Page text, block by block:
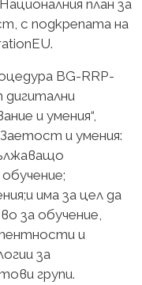
план за
с подкрепата на
BG-RRP-
дигитални
и умения“,
и умения:
има за цел да
за обучение,
и
за
групи.